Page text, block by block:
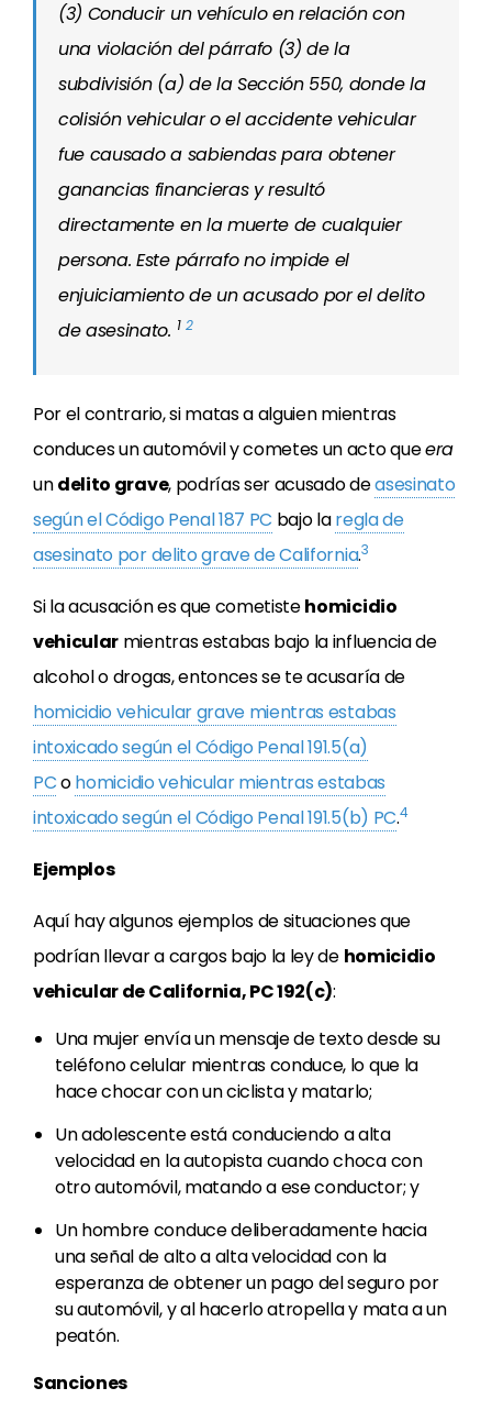
(3) Conducir un vehículo en relación con
una violación del párrafo (3) de la
subdivisión (a) de la Sección 550, donde la
colisión vehicular o el accidente vehicular
fue causado a sabiendas para obtener
ganancias financieras y resultó
directamente en la muerte de cualquier
persona. Este párrafo no impide el
enjuiciamiento de un acusado por el delito
de asesinato. 1 2
Por el contrario, si matas a alguien mientras
conduces un automóvil y cometes un acto queera
undelito grave, podrías ser acusado deasesinato
según el Código Penal 187 PC bajo laregla de
asesinato por delito grave de California.3
Si la acusación es que cometistehomicidio
vehicular mientras estabas bajo la influencia de
alcohol o drogas, entonces se te acusaría de
homicidio vehicular grave mientras estabas
intoxicado según el Código Penal 191.5(a)
PCohomicidio vehicular mientras estabas
intoxicado según el Código Penal 191.5(b) PC.4
Ejemplos
Aquí hay algunos ejemplos de situaciones que
podrían llevar a cargos bajo la ley de homicidio
vehicular de California, PC 192(c):
Una mujer envía un mensaje de texto desde su
teléfono celular mientras conduce, lo que la
hace chocar con un ciclista y matarlo;
Un adolescente está conduciendo a alta
velocidad en la autopista cuando choca con
otro automóvil, matando a ese conductor; y
Un hombre conduce deliberadamente hacia
una señal de alto a alta velocidad con la
esperanza de obtener un pago del seguro por
su automóvil, y al hacerlo atropella y mata a un
peatón.
Sanciones